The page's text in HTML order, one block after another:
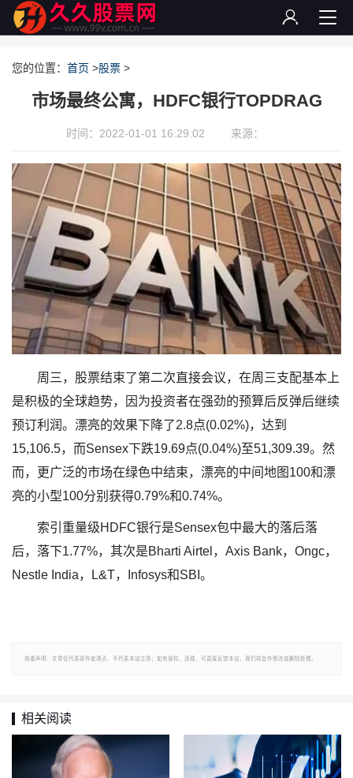
您的位置： 首页 >股票 >
市场最终公寓，HDFC银行TOPDRAG
时间：2022-01-01 16:29:02 来源：
周三，股票结束了第二次直接会议，在周三支配基本上
是积极的全球趋势，因为投资者在强劲的预算后反弹后继续
预订利润。漂亮的效果下降了2.8点(0.02%)，达到
15,106.5，而Sensex下跌19.69点(0.04%)至51,309.39。然
而，更广泛的市场在绿色中结束，漂亮的中间地图100和漂
亮的小型100分别获得0.79%和0.74%。
索引重量级HDFC银行是Sensex包中最大的落后落
后，落下1.77%，其次是Bharti Airtel，Axis Bank，Ongc，
Nestle India，L&T，Infosys和SBI。
郑重声明：文章仅代表原作者观点，不代表本站立场；如有侵权、违规，可直接反馈本站，我们将会作修改或删除处理。
相关阅读